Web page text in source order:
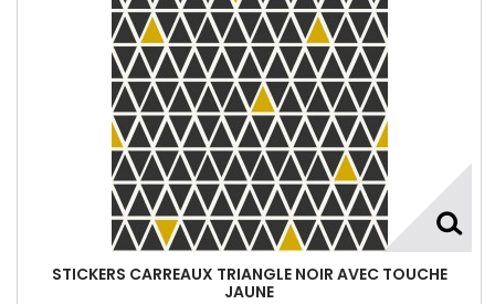
STICKERS CARREAUX TRIANGLE NOIR AVEC TOUCHE
JAUNE